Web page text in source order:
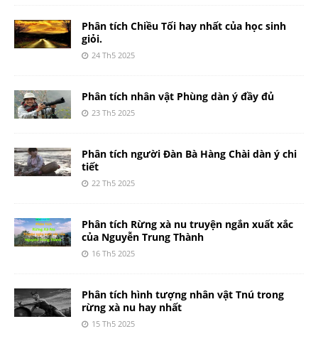
Phân tích Chiều Tối hay nhất của học sinh
giỏi.
24 Th5 2025
Phân tích nhân vật Phùng dàn ý đầy đủ
23 Th5 2025
Phân tích người Đàn Bà Hàng Chài dàn ý chi
tiết
22 Th5 2025
Phân tích Rừng xà nu truyện ngắn xuất xắc
của Nguyễn Trung Thành
16 Th5 2025
Phân tích hình tượng nhân vật Tnú trong
rừng xà nu hay nhất
15 Th5 2025